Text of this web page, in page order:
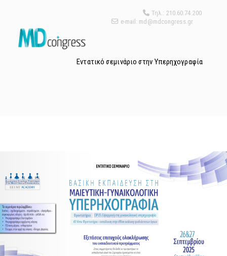
Τηλ.: 210.60.74.200
e-mail: md@mdcongress.gr
Εντατικό σεμινάριο στην Υπερηχογραφία